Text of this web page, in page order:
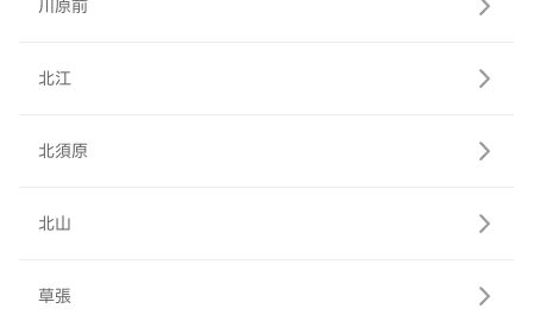
川原前
北江
北須原
北山
草張